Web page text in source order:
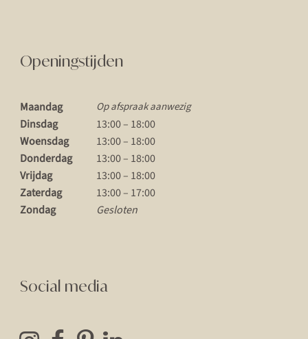
Openingstijden
Maandag Op afspraak aanwezig
Dinsdag
13:00 – 18:00
Woensdag
13:00 – 18:00
Donderdag
13:00 – 18:00
Vrijdag
13:00 – 18:00
Zaterdag
13:00 – 17:00
Zondag
Gesloten
Social media